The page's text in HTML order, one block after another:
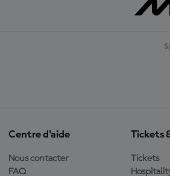
Centre d'aide
Nous contacter
FAQ
Tickets
Tickets